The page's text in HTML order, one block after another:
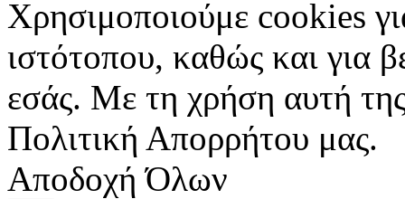
Χρησιμοποιούμε cookies
ιστότοπου, καθώς και για
εσάς. Με τη χρήση αυτή
Πολιτική Απορρήτου μας.
Αποδοχή Όλων